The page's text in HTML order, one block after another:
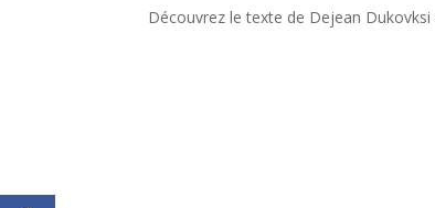
Découvrez le texte de Dejean Dukovksi